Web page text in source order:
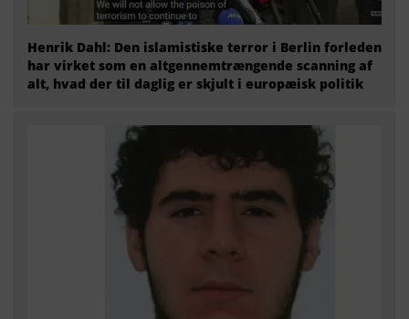
Henrik Dahl: Den islamistiske terror i Berlin forleden
har virket som en altgennemtrængende scanning af
alt, hvad der til daglig er skjult i europæisk politik